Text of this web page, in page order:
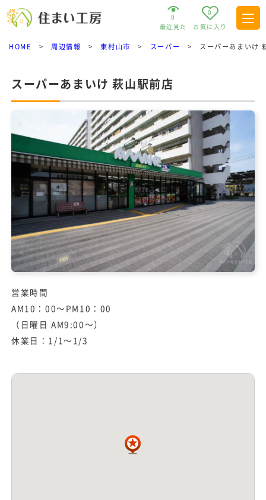
0
最近見た
0
お気に入り
HOME > 周辺情報 > 東村山市 > スーパー > スーパーあまいけ
スーパーあまいけ 萩山駅前店
営業時間
AM10：00～PM10：00
（日曜日 AM9:00～）
休業日：1/1～1/3